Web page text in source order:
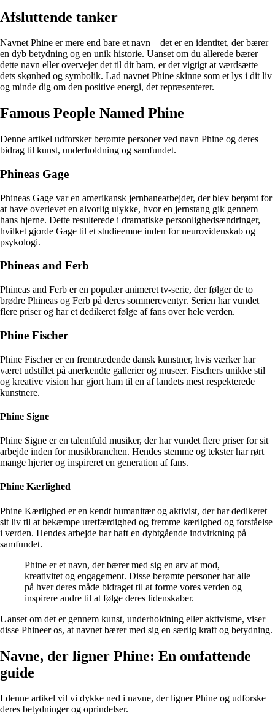
Afsluttende tanker
Navnet Phine er mere end bare et navn – det er en identitet, der bærer
en dyb betydning og en unik historie. Uanset om du allerede bærer
dette navn eller overvejer det til dit barn, er det vigtigt at værdsætte
dets skønhed og symbolik. Lad navnet Phine skinne som et lys i dit liv
og minde dig om den positive energi, det repræsenterer.
Famous People Named Phine
Denne artikel udforsker berømte personer ved navn Phine og deres
bidrag til kunst, underholdning og samfundet.
Phineas Gage
Phineas Gage var en amerikansk jernbanearbejder, der blev berømt for
at have overlevet en alvorlig ulykke, hvor en jernstang gik gennem
hans hjerne. Dette resulterede i dramatiske personlighedsændringer,
hvilket gjorde Gage til et studieemne inden for neurovidenskab og
psykologi.
Phineas and Ferb
Phineas and Ferb er en populær animeret tv-serie, der følger de to
brødre Phineas og Ferb på deres sommereventyr. Serien har vundet
flere priser og har et dedikeret følge af fans over hele verden.
Phine Fischer
Phine Fischer er en fremtrædende dansk kunstner, hvis værker har
været udstillet på anerkendte gallerier og museer. Fischers unikke stil
og kreative vision har gjort ham til en af landets mest respekterede
kunstnere.
Phine Signe
Phine Signe er en talentfuld musiker, der har vundet flere priser for sit
arbejde inden for musikbranchen. Hendes stemme og tekster har rørt
mange hjerter og inspireret en generation af fans.
Phine Kærlighed
Phine Kærlighed er en kendt humanitær og aktivist, der har dedikeret
sit liv til at bekæmpe uretfærdighed og fremme kærlighed og forståelse
i verden. Hendes arbejde har haft en dybtgående indvirkning på
samfundet.
Phine er et navn, der bærer med sig en arv af mod,
kreativitet og engagement. Disse berømte personer har alle
på hver deres måde bidraget til at forme vores verden og
inspirere andre til at følge deres lidenskaber.
Uanset om det er gennem kunst, underholdning eller aktivisme, viser
disse Phineer os, at navnet bærer med sig en særlig kraft og betydning.
Navne, der ligner Phine: En omfattende
guide
I denne artikel vil vi dykke ned i navne, der ligner Phine og udforske
deres betydninger og oprindelser.